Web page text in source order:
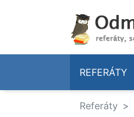
REFERÁTY
Referáty